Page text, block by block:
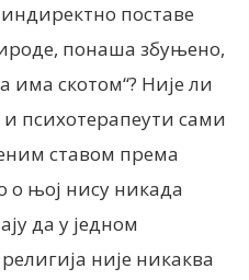
поставе
понаша збуњено,
има скотом“? Није ли
психотерапеути сами
ставом према
о њој нису никада
да у једном
није никаква